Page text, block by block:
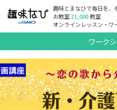
趣味とまなびで毎日を、
お教室21,000教室
オンラインレッスン・
ワーク